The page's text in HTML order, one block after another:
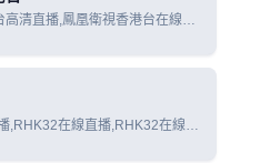
高清直播,鳳凰衛視香港台在線直
,RHK32在線直播,RHK32在線觀